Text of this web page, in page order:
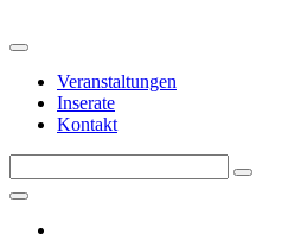
Veranstaltungen
Inserate
Kontakt